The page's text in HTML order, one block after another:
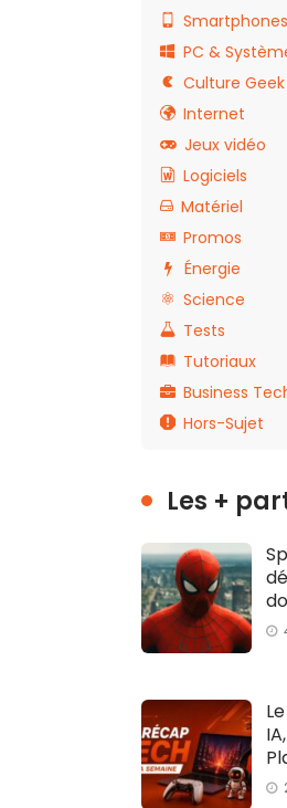
Smartphones
PC &
Culture Geek
Internet
Jeux vidéo
Logiciels
Matériel
Promos
Énergie
Science
Tests
Tutoriaux
Business
Hors-Sujet
Les +